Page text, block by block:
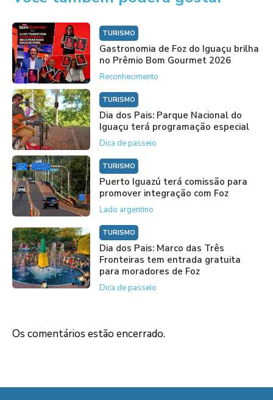
TURISMO
Gastronomia de Foz do Iguaçu brilha
no Prêmio Bom Gourmet 2026
Reconhecimento
TURISMO
Dia dos Pais: Parque Nacional do
Iguaçu terá programação especial
Dica de passeio
TURISMO
Puerto Iguazú terá comissão para
promover integração com Foz
Lado argentino
TURISMO
Dia dos Pais: Marco das Três
Fronteiras tem entrada gratuita
para moradores de Foz
Dica de passeio
Os comentários estão encerrado.